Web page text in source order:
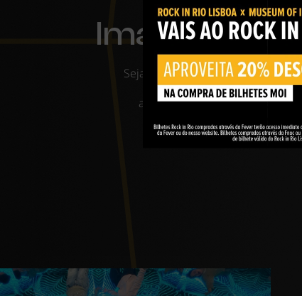
Imagine,
Seja qual for o evento, as suas
MOI. O local oferece o
aniversário espetaculares,
celebração de
verdadeiramente